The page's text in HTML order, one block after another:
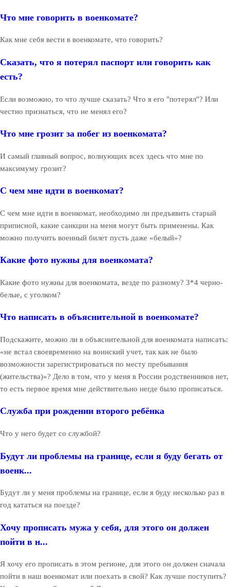
Что мне говорить в военкомате?
Как мне себя вести в военкомате, что говорить?
Сказать, что я потерял паспорт или говорить как
есть?
Если возможно, то что лучше сказать? Что я его "потерял"? Или
честно признаться, что не менял его?
Что мне грозит за побег из военкомата?
И самый главный вопрос, волнующих всех здесь что мне по
максимуму грозит?
С чем мне идти в военкомат?
С чем мне идти в военкомат, необходимо ли предъявить старый
приписной, какие санкции на меня могут быть применены. Как
можно получить военный билет пусть даже «белый»?
Какие фото нужны для военкомата?
Какие фото нужны для военкомата, везде по разному? 3*4 черно-
белые, с уголком?
Что написать в объяснительной в военкомате?
Подскажите, можно ли в объяснительной для военкомата написать:
«не встал своевременно на воинский учет, так как не было
возможности зарегистрироваться по месту пребывания
(жительства)»? Дело в том, что у меня в России родственников нет,
то есть первое время мне действительно негде было прописаться.
Служба при рождении второго ребёнка
Что у него будет со службой?
Будут ли проблемы на границе, если я буду бегать от
военк...
Будут ли у меня проблемы на границе, если я буду несколько раз в
год кататься на поезде?
Хочу прописать мужа у себя, для этого он должен
пойти в н...
Я хочу его прописать в этом регионе, для этого он должен сначала
пойти в наш военкомат или поехать в свой? Как лучше поступить?